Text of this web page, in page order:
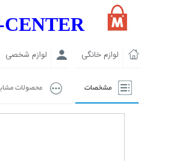
لوازم خانگی لوازم شخصی
مشخصات محصولات